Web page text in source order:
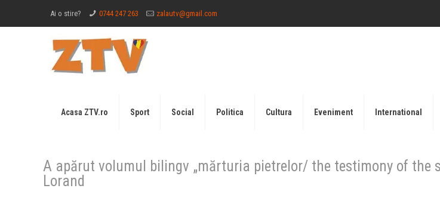
Ai o stire? 0744 247 263 zalautv@gmail.com
Acasa ZTV.ro Sport Social Politica Cultura Eveniment International
A apărut volumul bilingv „mărturia pietrelor/ the testimony of the
Lorand